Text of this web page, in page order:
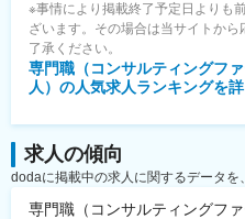
※事情により掲載終了予定日よりも
ざいます。その場合は当サイトか
了承ください。
専門職（コンサルティングフ
人） の人気求人ランキングを
求人の傾向
dodaに掲載中の求人に関するデータを
専門職（コンサルティングフ